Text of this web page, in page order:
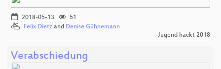
2018-05-13
51
Felix Dietz and Denise Gühnemann
Jugend hackt 2018
Verabschiedung